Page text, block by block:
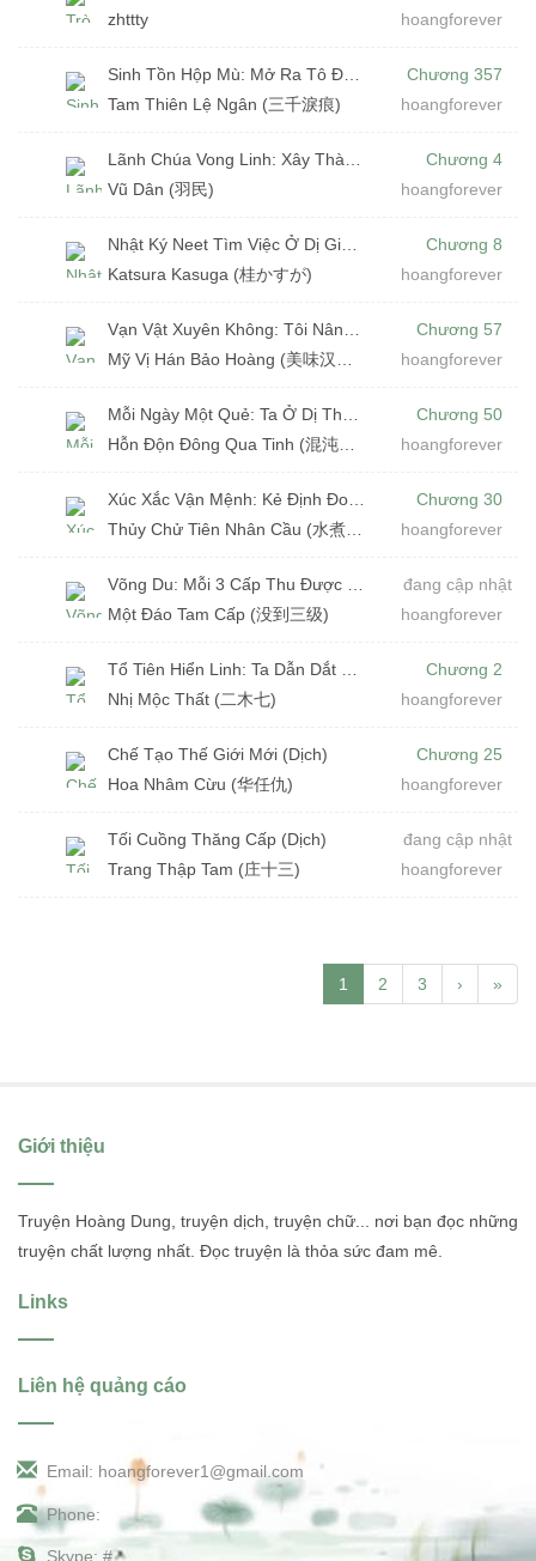
zhttty
hoangforever
Tam Thiên Lệ Ngân (三千淚痕)
Chương 357
hoangforever
Vũ Dân (羽民)
Chương 4
hoangforever
Katsura Kasuga (桂かすが)
Chương 8
hoangforever
Chương 57
hoangforever
Chương 50
hoangforever
Chương 30
hoangforever
Một Đáo Tam Cấp (没到三级)
đang cập nhật
hoangforever
Nhị Mộc Thất (二木七)
Chương 2
hoangforever
Chế Tạo Thế Giới Mới (Dịch)
Hoa Nhâm Cừu (华任仇)
Chương 25
hoangforever
Tối Cuồng Thăng Cấp (Dịch)
Trang Thập Tam (庄十三)
đang cập nhật
hoangforever
1 2 3 › »
Giới thiệu
Truyện Hoàng Dung, truyện dịch, truyện chữ... nơi bạn đọc những
truyện chất lượng nhất. Đọc truyện là thỏa sức đam mê.
Links
Liên hệ quảng cáo
Email: hoangforever1@gmail.com
Phone:
Skype: #